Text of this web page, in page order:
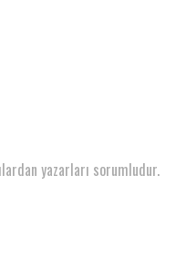
yazarları sorumludur.